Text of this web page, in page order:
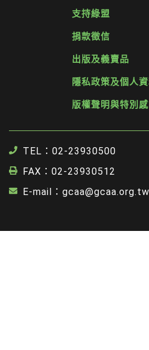
支持綠盟
捐款徵信
出版及義賣品
隱私政策及個人
版權聲明與特別
TEL：02-23930500
FAX：02-23930512
E-mail：gcaa@gcaa.org.tw